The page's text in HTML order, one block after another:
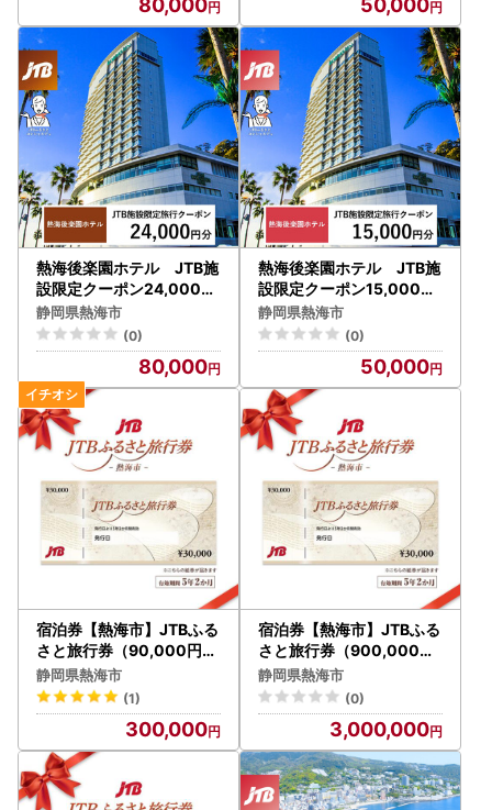
熱海後楽園ホテル JTB施
設限定クーポン24,000円
分（JTBふるさとトラベル
コンシェルジュでのご予約
限定）
静岡県熱海市
(0)
80,000
熱海後楽園ホテル JTB施
設限定クーポン15,000円
分（JTBふるさとトラベル
コンシェルジュでのご予約
限定）
静岡県熱海市
(0)
50,000
宿泊券【熱海市】JTBふる
さと旅行券（90,000円分
）有効期間5年宿泊旅行券
熱海温泉
静岡県熱海市
(1)
300,000
宿泊券【熱海市】JTBふる
さと旅行券（900,000円
分）有効期間5年宿泊旅行
券 熱海温泉
静岡県熱海市
(0)
3,000,000